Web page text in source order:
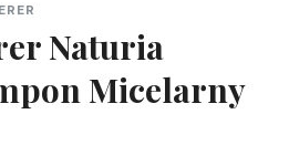
Naturia
Micelarny